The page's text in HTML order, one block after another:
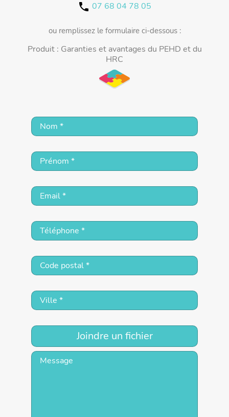
call 07 68 04 78 05
ou remplissez le formulaire ci-dessous :
Produit : Garanties et avantages du PEHD et du
HRC
Joindre un fichier